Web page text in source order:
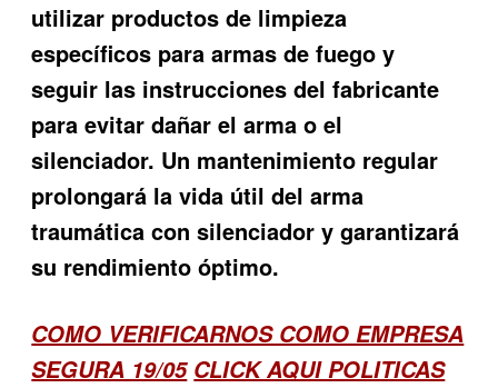
utilizar productos de limpieza
específicos para armas de fuego y
seguir las instrucciones del fabricante
para evitar dañar el arma o el
silenciador. Un mantenimiento regular
prolongará la vida útil del arma
traumática con silenciador y garantizará
su rendimiento óptimo.
COMO VERIFICARNOS COMO EMPRESA
SEGURA 19/05 CLICK AQUI POLITICAS